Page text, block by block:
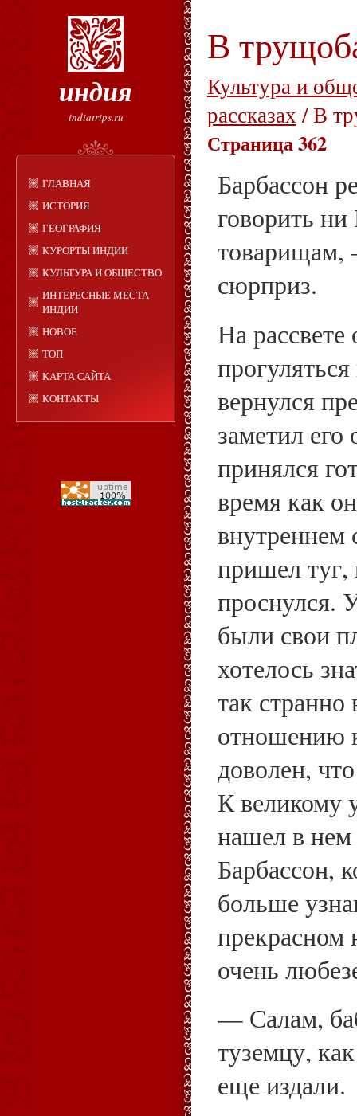
индия
indiatrips.ru
ГЛАВНАЯ
ИСТОРИЯ
ГЕОГРАФИЯ
КУРОРТЫ ИНДИИ
КУЛЬТУРА И ОБЩЕСТВО
ИНТЕРЕСНЫЕ МЕСТА
ИНДИИ
НОВОЕ
ТОП
КАРТА САЙТА
КОНТАКТЫ
В
Культура и
рассказах/ В
Страница 362
Барбассон
говорить
товарищам,
сюрприз.
На
вернулся
заметил его
принялся
время как
внутреннем
пришел туг,
проснулся.
были свои
хотелось
так странно
отношению
доволен,
К великому
нашел в
Барбассон,
больше
прекрасном
очень
— Салам,
туземцу,
еще издали.